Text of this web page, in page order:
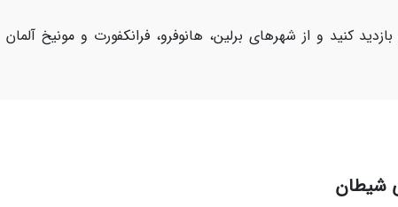
کنید و از شهرهای برلین، هانوفرو، فرانکفورت و مونیخ آلمان